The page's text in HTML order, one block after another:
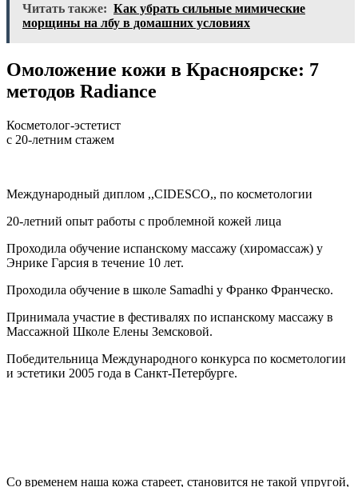
Читать также: Как убрать сильные мимические
морщины на лбу в домашних условиях
Омоложение кожи в Красноярске: 7
методов Radiance
Косметолог-эстетист
с 20-летним стажем
Международный диплом ,,CIDESCO,, по косметологии
20-летний опыт работы с проблемной кожей лица
Проходила обучение испанскому массажу (хиромассаж) у
Энрике Гарсия в течение 10 лет.
Проходила обучение в школе Samadhi у Франко Франческо.
Принимала участие в фестивалях по испанскому массажу в
Массажной Школе Елены Земсковой.
Победительница Международного конкурса по косметологии
и эстетики 2005 года в Санкт-Петербурге.
Со временем наша кожа стареет, становится не такой упругой,